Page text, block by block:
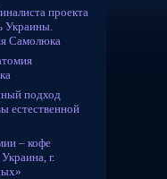
проекта
Украины.
Самолюка
подход
естественной
– кофе
г.